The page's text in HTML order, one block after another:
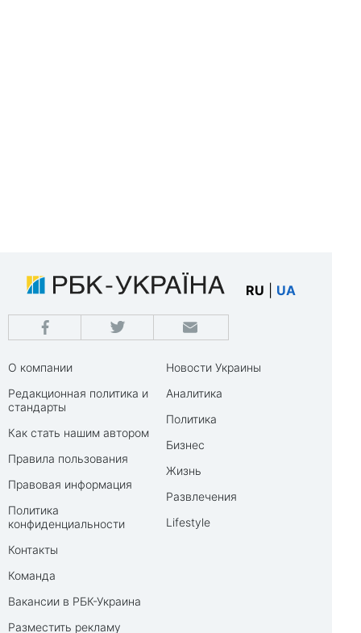
RU UA
О компании
Редакционная политика и
стандарты
Как стать нашим автором
Правила пользования
Правовая информация
Политика
конфиденциальности
Контакты
Команда
Вакансии в РБК-Украина
Разместить рекламу
Новости Украины
Аналитика
Политика
Бизнес
Жизнь
Развлечения
Lifestyle